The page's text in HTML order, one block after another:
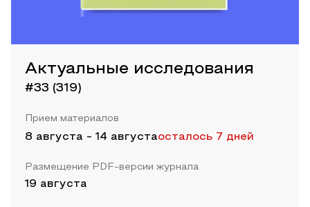
Актуальные исследования
#33 (319)
Прием материалов
8 августа - 14 августаосталось 7 дней
Размещение PDF-версии журнала
19 августа